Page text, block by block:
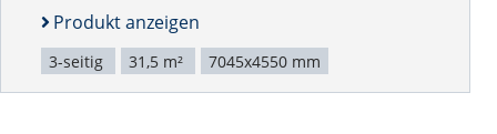
Produkt anzeigen
3-seitig 31,5 m² 7045x4550 mm